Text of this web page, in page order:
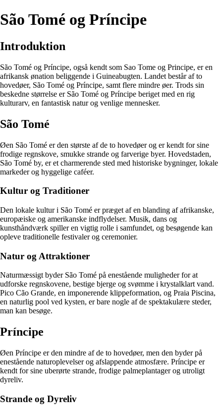
São Tomé og Príncipe
Introduktion
São Tomé og Príncipe, også kendt som Sao Tome og Principe, er en
afrikansk ønation beliggende i Guineabugten. Landet består af to
hovedøer, São Tomé og Príncipe, samt flere mindre øer. Trods sin
beskedne størrelse er São Tomé og Príncipe beriget med en rig
kulturarv, en fantastisk natur og venlige mennesker.
São Tomé
Øen São Tomé er den største af de to hovedøer og er kendt for sine
frodige regnskove, smukke strande og farverige byer. Hovedstaden,
São Tomé by, er et charmerende sted med historiske bygninger, lokale
markeder og hyggelige caféer.
Kultur og Traditioner
Den lokale kultur i São Tomé er præget af en blanding af afrikanske,
europæiske og amerikanske indflydelser. Musik, dans og
kunsthåndværk spiller en vigtig rolle i samfundet, og besøgende kan
opleve traditionelle festivaler og ceremonier.
Natur og Attraktioner
Naturmæssigt byder São Tomé på enestående muligheder for at
udforske regnskovene, bestige bjerge og svømme i krystalklart vand.
Pico Cão Grande, en imponerende klippeformation, og Praia Piscina,
en naturlig pool ved kysten, er bare nogle af de spektakulære steder,
man kan besøge.
Príncipe
Øen Príncipe er den mindre af de to hovedøer, men den byder på
enestående naturoplevelser og afslappende atmosfære. Príncipe er
kendt for sine uberørte strande, frodige palmeplantager og utroligt
dyreliv.
Strande og Dyreliv